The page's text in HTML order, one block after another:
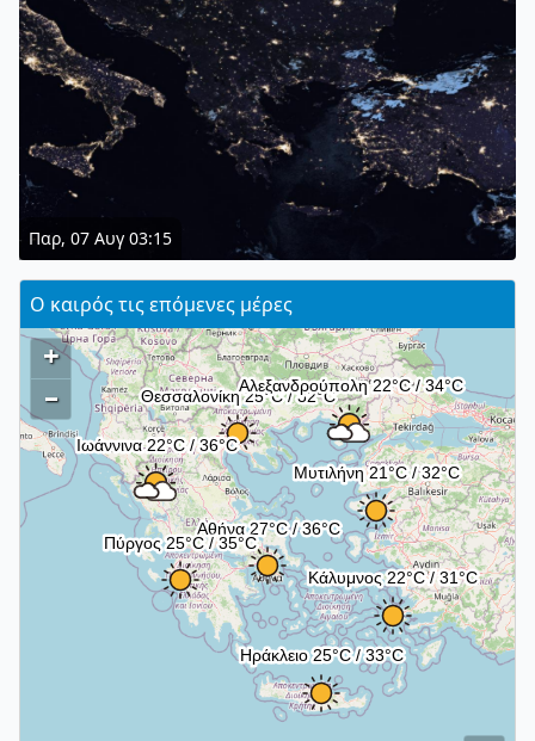
Παρ, 07 Αυγ 03:15
Ο καιρός τις επόμενες μέρες
+
–